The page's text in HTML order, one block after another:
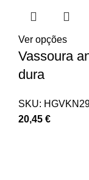
Ver opções
Vassoura
dura
SKU:
20,45 €